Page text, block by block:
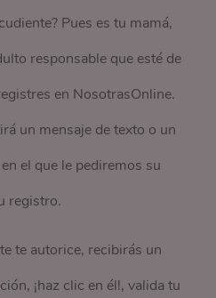
Pues es tu mamá,
responsable que esté de
en NosotrasOnline.
un mensaje de texto o un
el que le pediremos su
registro.
te autorice, recibirás un
¡haz clic en él!, valida tu